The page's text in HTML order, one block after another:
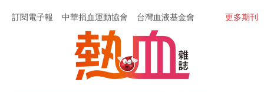
訂閱電子報 中華捐血運動協會 台灣血液基金會 更多期刊